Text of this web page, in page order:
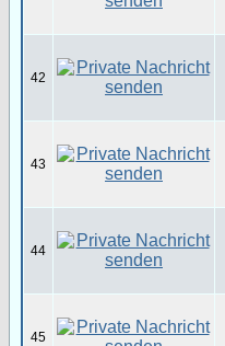
42
43
44
45